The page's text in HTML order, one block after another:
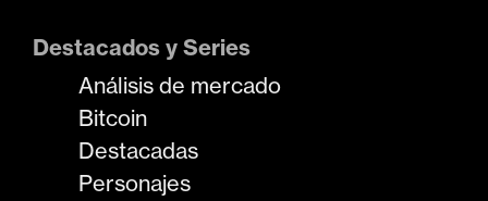
Destacados y Series
Análisis de mercado
Bitcoin
Destacadas
Personajes